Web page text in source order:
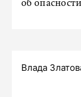
об
Влада